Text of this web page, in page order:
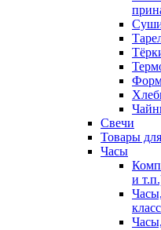
Свечи
Товары
Часы
и